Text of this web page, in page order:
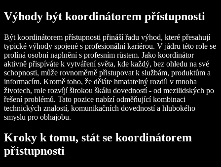
Výhody být koordinátorem přístupnosti
Být koordinátorem přístupnosti přináší řadu výhod, které přesahují
typické výhody spojené s profesionální kariérou. V jádru této role se
prolíná osobní naplnění s profesním růstem. Jako koordinátor
aktivně přispíváte k vytváření světa, kde každý, bez ohledu na své
schopnosti, může rovnoměrně přistupovat k službám, produktům a
informacím. Kromě toho, že děláte hmatatelný rozdíl v mnoha
životech, role rozvíjí širokou škálu dovedností - od mezilidských po
řešení problémů. Tato pozice nabízí odměňující kombinaci
technických znalostí, komunikačních dovedností a hlubokého
smyslu pro obhajobu.
Kroky k tomu, stát se koordinátorem
přístupnosti